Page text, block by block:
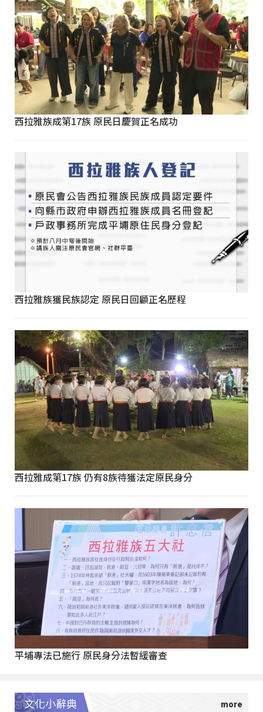
西拉雅族成第17族 原民日慶賀正名成功
西拉雅族獲民族認定 原民日回顧正名歷程
西拉雅成第17族 仍有8族待獲法定原民身分
平埔專法已施行 原民身分法暫緩審查
文化小辭典